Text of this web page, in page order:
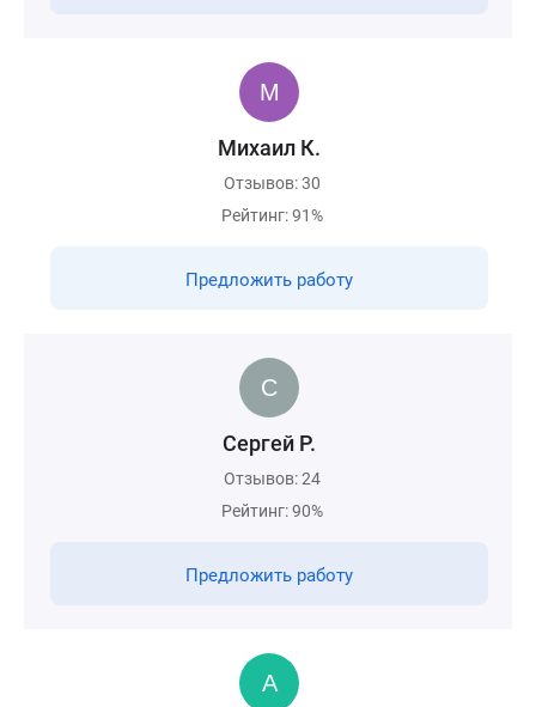
Михаил К.
Отзывов: 30
Рейтинг: 91%
Предложить работу
Сергей Р.
Отзывов: 24
Рейтинг: 90%
Предложить работу